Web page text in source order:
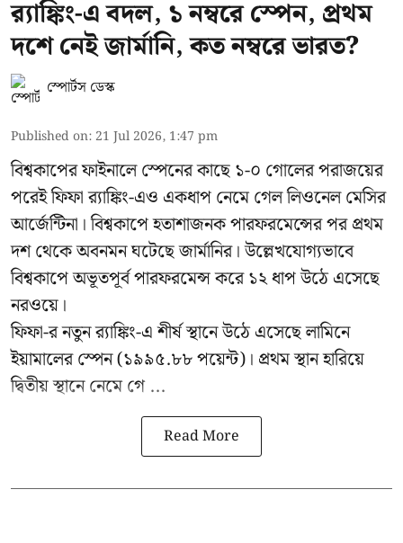
র‍্যাঙ্কিং-এ বদল, ১ নম্বরে স্পেন, প্রথম
দশে নেই জার্মানি, কত নম্বরে ভারত?
স্পোর্টস ডেস্ক
Published on: 21 Jul 2026, 1:47 pm
বিশ্বকাপের ফাইনালে স্পেনের কাছে ১-০ গোলের পরাজয়ের
পরেই ফিফা র‍্যাঙ্কিং-এও একধাপ নেমে গেল লিওনেল মেসির
আর্জেন্টিনা। বিশ্বকাপে হতাশাজনক পারফরমেন্সের পর প্রথম
দশ থেকে অবনমন ঘটেছে জার্মানির। উল্লেখযোগ্যভাবে
বিশ্বকাপে অভূতপূর্ব পারফরমেন্স করে ১২ ধাপ উঠে এসেছে
নরওয়ে।
ফিফা-র নতুন র‍্যাঙ্কিং-এ শীর্ষ স্থানে উঠে এসেছে লামিনে
ইয়ামালের স্পেন (১৯৯৫.৮৮ পয়েন্ট)। প্রথম স্থান হারিয়ে
দ্বিতীয় স্থানে নেমে গে ...
Read More